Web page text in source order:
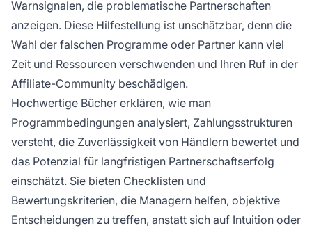
Warnsignalen, die problematische Partnerschaften
anzeigen. Diese Hilfestellung ist unschätzbar, denn die
Wahl der falschen Programme oder Partner kann viel
Zeit und Ressourcen verschwenden und Ihren Ruf in der
Affiliate-Community beschädigen.
Hochwertige Bücher erklären, wie man
Programmbedingungen analysiert, Zahlungsstrukturen
versteht, die Zuverlässigkeit von Händlern bewertet und
das Potenzial für langfristigen Partnerschaftserfolg
einschätzt. Sie bieten Checklisten und
Bewertungskriterien, die Managern helfen, objektive
Entscheidungen zu treffen, anstatt sich auf Intuition oder